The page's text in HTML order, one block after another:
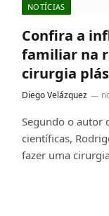
NOTÍCIAS
Confira a
familiar na
cirurgia
Diego Velázquez
Segundo o autor
científicas,
fazer uma